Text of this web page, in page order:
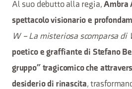
Al suo debutto alla regia, Ambra
spettacolo visionario e
W – La misteriosa scomparsa di
poetico e graffiante di Stefano
gruppo” tragicomico che
desiderio di rinascita,